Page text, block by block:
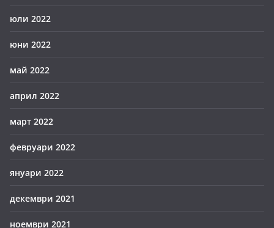
юли 2022
юни 2022
май 2022
април 2022
март 2022
февруари 2022
януари 2022
декември 2021
ноември 2021